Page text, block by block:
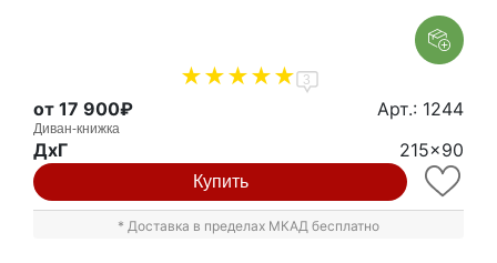
3
от 17 900₽ Арт.: 1244
Диван-книжка
ДxГ 215x90
Купить
* Доставка в пределах МКАД бесплатно